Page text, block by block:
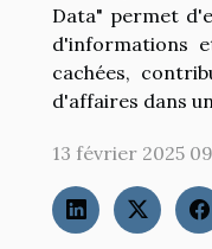
Data" permet
d'informations
cachées,
d'affaires dans
13 février 2025